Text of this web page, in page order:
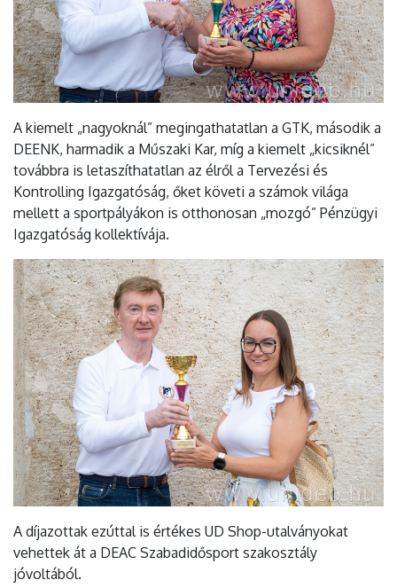
A kiemelt „nagyoknál” megingathatatlan a GTK, második a
DEENK, harmadik a Műszaki Kar, míg a kiemelt „kicsiknél”
továbbra is letaszíthatatlan az élről a Tervezési és
Kontrolling Igazgatóság, őket követi a számok világa
mellett a sportpályákon is otthonosan „mozgó” Pénzügyi
Igazgatóság kollektívája.
A díjazottak ezúttal is értékes UD Shop-utalványokat
vehettek át a DEAC Szabadidősport szakosztály
jóvoltából.